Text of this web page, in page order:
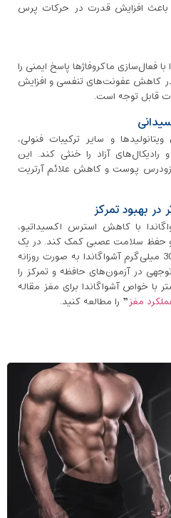
به مدت 12 هفته، باعث افزایش قدرت در حرکات پرس
فعال‌سازی ماکروفاژها پاسخ ایمنی را
کاهش عفونت‌های تنفسی و افزایش
قابل توجه است.
و سایر ترکیبات فنولی،
رادیکال‌های آزاد را خنثی کند. این
زودرس پوست و کاهش علائم آرتریت
بهبود تمرکز
با کاهش استرس اکسیداتیو،
و حفظ سلامت عصبی کمک کند. در یک
مطالعه بر افراد مسن، مصرف 300 میلی‌گرم آشواگاندا به صورت روزانه
قابل ‌توجهی در آزمون‌های حافظه و تمرکز را
با خواص آشواگاندا برای مغز مقاله
مغز” را مطالعه کنید.